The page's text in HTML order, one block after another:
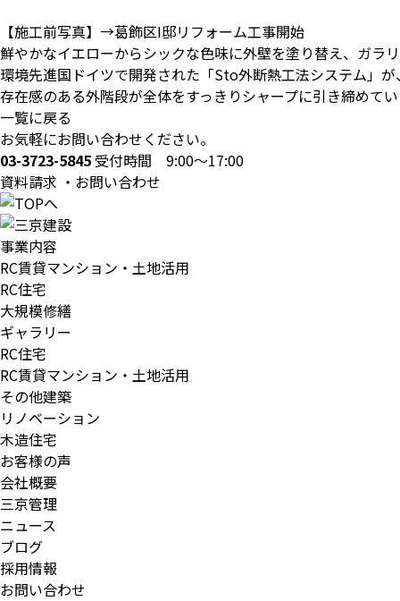
【施工前写真】→葛飾区I邸リフォーム工事開始
鮮やかなイエローからシックな色味に外壁を塗り替え、ガラ
環境先進国ドイツで開発された「Sto外断熱工法システム」
存在感のある外階段が全体をすっきりシャープに引き締めて
一覧に戻る
お気軽にお問い合わせください。
03-3723-5845 受付時間 9:00～17:00
資料請求 ・お問い合わせ
事業内容
RC賃貸マンション・土地活用
RC住宅
大規模修繕
ギャラリー
RC住宅
RC賃貸マンション・土地活用
その他建築
リノベーション
木造住宅
お客様の声
会社概要
三京管理
ニュース
ブログ
採用情報
お問い合わせ